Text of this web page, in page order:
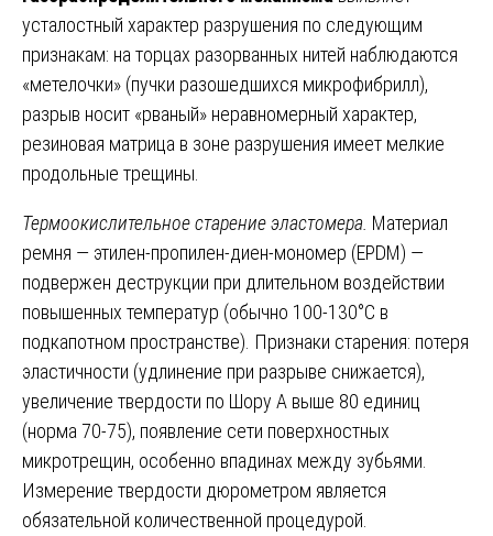
усталостный характер разрушения по следующим
признакам: на торцах разорванных нитей наблюдаются
«метелочки» (пучки разошедшихся микрофибрилл),
разрыв носит «рваный» неравномерный характер,
резиновая матрица в зоне разрушения имеет мелкие
продольные трещины.
Термоокислительное старение эластомера. Материал
ремня — этилен-пропилен-диен-мономер (EPDM) —
подвержен деструкции при длительном воздействии
повышенных температур (обычно 100-130°C в
подкапотном пространстве). Признаки старения: потеря
эластичности (удлинение при разрыве снижается),
увеличение твердости по Шору А выше 80 единиц
(норма 70-75), появление сети поверхностных
микротрещин, особенно впадинах между зубьями.
Измерение твердости дюрометром является
обязательной количественной процедурой.